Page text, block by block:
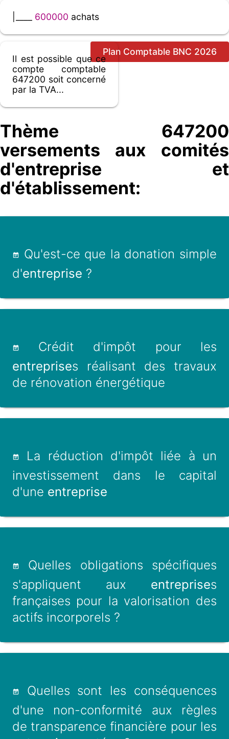
600000 achats
Plan Comptable BNC 2026
Il est possible que ce
compte comptable
647200 soit concerné
par la TVA...
Thème 647200
versements aux comités
d'entreprise et
d'établissement:
Qu'est-ce que la donation simple
d'entreprise ?
Crédit d'impôt pour les
entreprises réalisant des travaux
de rénovation énergétique
La réduction d'impôt liée à un
investissement dans le capital
d'une entreprise
Quelles obligations spécifiques
s'appliquent aux entreprises
françaises pour la valorisation des
actifs incorporels ?
Quelles sont les conséquences
d'une non-conformité aux règles
de transparence financière pour les